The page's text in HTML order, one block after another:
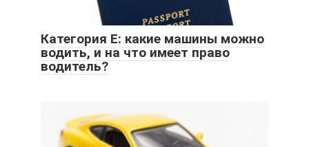
Категория Е: какие машины можно
водить, и на что имеет право
водитель?